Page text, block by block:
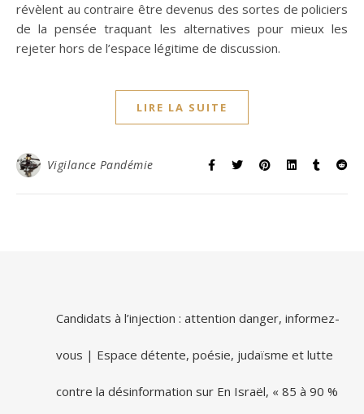
révèlent au contraire être devenus des sortes de policiers
de la pensée traquant les alternatives pour mieux les
rejeter hors de l’espace légitime de discussion.
LIRE LA SUITE
Vigilance Pandémie
Candidats à l’injection : attention danger, informez-
vous | Espace détente, poésie, judaïsme et lutte
contre la désinformation sur En Israël, « 85 à 90 %